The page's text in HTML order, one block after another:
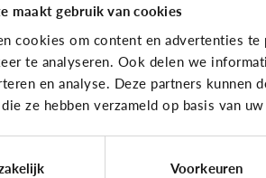
maakt gebruik van cookies
cookies om content en advertenties
te analyseren. Ook delen we
en analyse. Deze partners
ze hebben verzameld op basis van
Voorkeuren